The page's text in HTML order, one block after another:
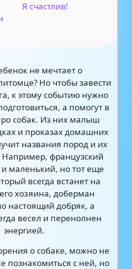
Я счастлив!
не мечтает о
Но чтобы завести
к этому событию нужно
а помогут в
собак. Из них малыш
и проказах домашних
названия пород и их
Например, французский
и маленький, но тот еще
всегда встанет на
хозяина, доберман
настоящий добряк, а
весел и перенолнен
энергией.
о собаке, можно не
познакомиться с ней, но